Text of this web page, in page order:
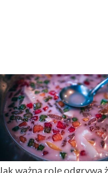
Jak ważną rolę odgrywa